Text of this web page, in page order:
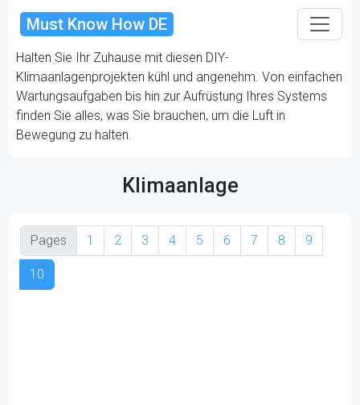
Must Know How DE
Halten Sie Ihr Zuhause mit diesen DIY-
Klimaanlagenprojekten kühl und angenehm. Von einfachen
Wartungsaufgaben bis hin zur Aufrüstung Ihres Systems
finden Sie alles, was Sie brauchen, um die Luft in
Bewegung zu halten.
Klimaanlage
Pages 1 2 3 4 5 6 7 8 9
10